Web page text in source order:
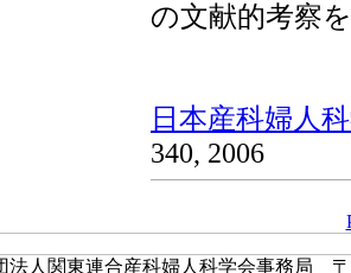
の文献的考察
日本産科婦人
340, 2006
法人関東連合産科婦人科学会事務局 〒